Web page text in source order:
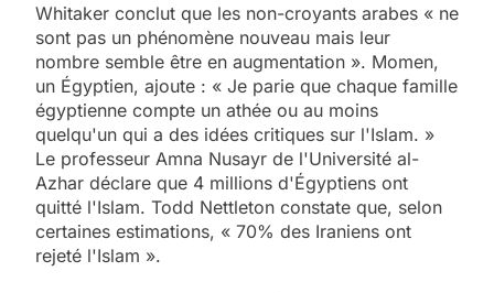
Whitaker conclut que les non-croyants arabes « ne
sont pas un phénomène nouveau mais leur
nombre semble être en augmentation ». Momen,
un Égyptien, ajoute : « Je parie que chaque famille
égyptienne compte un athée ou au moins
quelqu'un qui a des idées critiques sur l'Islam. »
Le professeur Amna Nusayr de l'Université al-
Azhar déclare que 4 millions d'Égyptiens ont
quitté l'Islam. Todd Nettleton constate que, selon
certaines estimations, « 70% des Iraniens ont
rejeté l'Islam ».